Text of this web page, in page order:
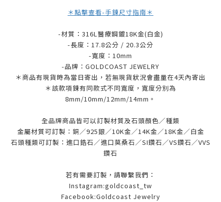
＊點擊查看-手鍊尺寸指南＊
-材質：316L醫療鋼鍍18K金(白金)
-長度：17.8公分 / 20.3公分
-寬度：10mm
-品牌： GOLDCOAST JEWELRY
＊商品有現貨時為當日寄出，若無現貨狀況會盡量在4天內寄出
＊該款項鍊有同款式不同寬度，寬度分別為
8mm/10mm/12mm/14mm。
全品牌商品皆可以訂製材質及石頭顏色／種類
金屬材質可訂製：銅／925銀／10K金／14K金／18K金／白金
石頭種類可訂製：進口鋯石／進口莫桑石／SI鑽石／VS鑽石／VVS
鑽石
若有需要訂製，請聯繫我們：
Instagram:goldcoast_tw
Facebook:Goldcoast Jewelry